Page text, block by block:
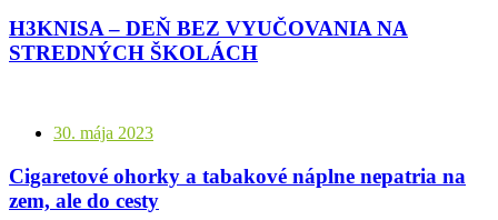
H3KNISA – DEŇ BEZ VYUČOVANIA NA
STREDNÝCH ŠKOLÁCH
30. mája 2023
Cigaretové ohorky a tabakové náplne nepatria na
zem, ale do cesty